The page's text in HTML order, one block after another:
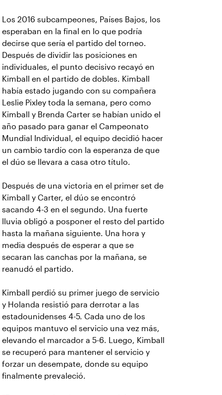
Los 2016 subcampeones, Países Bajos, los
esperaban en la final en lo que podría
decirse que sería el partido del torneo.
Después de dividir las posiciones en
individuales, el punto decisivo recayó en
Kimball en el partido de dobles. Kimball
había estado jugando con su compañera
Leslie Pixley toda la semana, pero como
Kimball y Brenda Carter se habían unido el
año pasado para ganar el Campeonato
Mundial Individual, el equipo decidió hacer
un cambio tardío con la esperanza de que
el dúo se llevara a casa otro título.
Después de una victoria en el primer set de
Kimball y Carter, el dúo se encontró
sacando 4-3 en el segundo. Una fuerte
lluvia obligó a posponer el resto del partido
hasta la mañana siguiente. Una hora y
media después de esperar a que se
secaran las canchas por la mañana, se
reanudó el partido.
Kimball perdió su primer juego de servicio
y Holanda resistió para derrotar a las
estadounidenses 4-5. Cada uno de los
equipos mantuvo el servicio una vez más,
elevando el marcador a 5-6. Luego, Kimball
se recuperó para mantener el servicio y
forzar un desempate, donde su equipo
finalmente prevaleció.